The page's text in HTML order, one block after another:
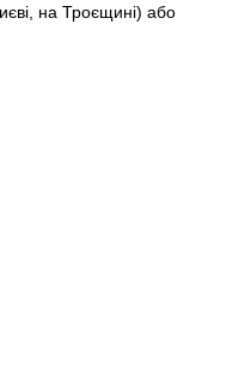
на Троєщині) або